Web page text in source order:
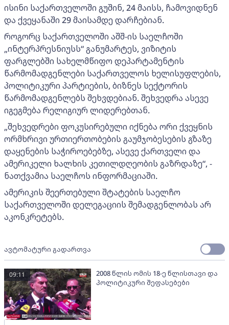
ისინი საქართველოში გუშინ, 24 მაისს, ჩამოვიდნენ
და ქვეყანაში 29 მაისამდე დარჩებიან.
როგორც საქართველოში აშშ-ის საელჩოში
„ინტერპრესნიუსს“ განუმარტეს, ვიზიტის
ფარგლებში სახელმწიფო დეპარტამენტის
წარმომადგენლები საქართველოს ხელისუფლების,
პოლიტიკური პარტიების, ბიზნეს სექტორის
წარმომადგენლებს შეხვდებიან. შეხვედრა ასევე
იგეგმება რელიგიურ ლიდერებთან.
„შეხვედრები ფოკუსირებული იქნება ორი ქვეყნის
ორმხრივი ურთიერთობების გაუმჯობესების გზაზე
დაყენების საჭიროებებზე, ასევე ქართველი და
ამერიკელი ხალხის კეთილდღეობის გაზრდაზე“, -
ნათქვამია საელჩოს ინფორმაციაში.
ამერიკის შეერთებული შტატების საელჩო
საქართველოში დელეგაციის შემადგენლობას არ
აკონკრეტებს.
ავტომატური გადართვა
2008 წლის ომის 18-ე წლისთავი და
პოლიტიკური შეფასებები
09:11